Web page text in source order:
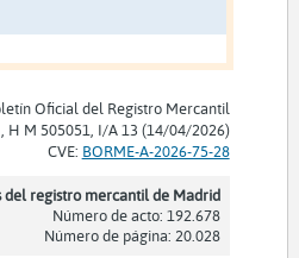
Oficial del Registro Mercantil
H M 505051, I/A 13 (14/04/2026)
CVE: BORME-A-2026-75-28
del registro mercantil de Madrid
Número de acto: 192.678
Número de página: 20.028